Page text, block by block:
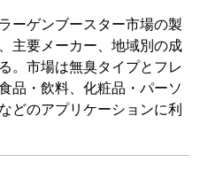
ーゲンブースター市場の製
主要メーカー、地域別の成
。市場は無臭タイプとフレ
品・飲料、化粧品・パーソ
どのアプリケーションに利